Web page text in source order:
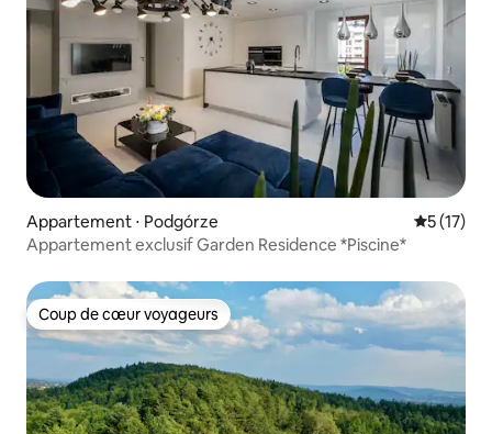
Appartement ⋅ Podgórze
5 (17)
Appartement exclusif Garden Residence *Piscine*
Coup de cœur voyageurs
Coup de cœur voyageurs